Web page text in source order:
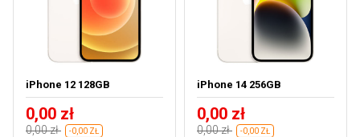
iPhone 12 128GB
0,00 zł
0,00 zł -0,00 ZŁ
iPhone 14 256GB
0,00 zł
0,00 zł -0,00 ZŁ